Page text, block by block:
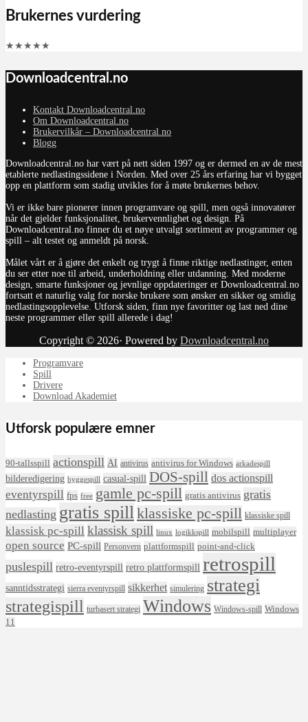
Brukernes vurdering
★ ★ ★ ★ ★
Downloadcentral.no
Kontakt Downloadcentral.no
Om Downloadcentral.no
Brukervilkår – Downloadcentral.no
Blogg
Downloadcentral.no har vært på nett siden 1997 og er dermed en av de mest
etablerte nedlastingssidene i Norden. Med over 25 års erfaring har vi bygget
opp en plattform som stadig utvikles for å møte brukernes behov.
Vi er ikke bare pionerer innen programvare og spill, men også innovatører
når det gjelder funksjonalitet, brukervennlighet og design. På
Downloadcentral.no finner du et nøye utvalgt sortiment av programmer og
spill – alt testet og anmeldt på norsk.
Målet vårt er å gjøre det enkelt og trygt å finne riktige nedlastinger, enten
du ser etter noe til arbeid, underholdning eller utdanning. Med moderne
design, smarte funksjoner og jevnlige oppdateringer er Downloadcentral.no
fortsatt et naturlig valg for norske brukere som ønsker en sikker og smidig
nedlastingsopplevelse. Utforsk siden, finn nye favoritter og last ned dine
neste programmer eller spill allerede i dag!
Copyright © 2026· Powered by Downloadcentral.no
Programvare
Spill
Drivere
Download Akademiet
Utforsk populære emner
90-tallsspill actionspill AI antivirus antivirus for Windows arkadespill
bilderedigering byggespill casual-spill DOS-spill dos actionspill
eventyrspill fps free gamle pc-spill gratis antivirus gratis
nedlasting gratis spillklassiske pc-spill klassiske spill
klassisk pc-spill klassisk spill linux logikkspill mobilspill multiplayer
open source PC-spill Personvern plattformspill point-and-click
puslespill retro-eventyrspill retro plattformspill retrospill
sanntidsstrategi sierra eventyrspill sikkerhet simulering strategi
strategispill turbasert strategi Windows Windows-spill Windows
11